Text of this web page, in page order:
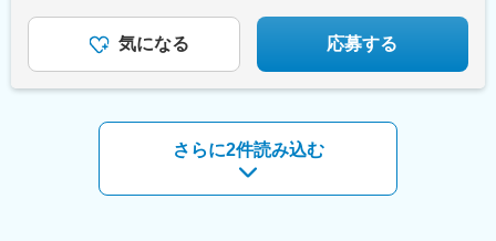
関東／茨城、栃木、群馬、埼玉、東京、神奈川■甲信越・北陸／新
潟■関西／兵庫■東海／静岡、愛知■中国・四国／岡山、広島■九
州・沖縄／福岡、佐賀☆養成期間は最寄り施設勤務
そんなあなたを、私たちは歓迎します。
気になる 応募する
さらに2件読み込む